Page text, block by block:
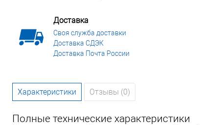
Доставка
Своя служба доставки
Доставка СДЭК
Доставка Почта России
Характеристики Отзывы (0)
Полные технические характеристики